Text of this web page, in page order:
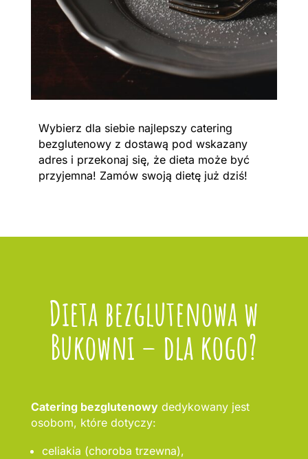
Wybierz dla siebie najlepszy catering
bezglutenowy z dostawą pod wskazany
adres i przekonaj się, że dieta może być
przyjemna! Zamów swoją dietę już dziś!
Dieta bezglutenowa w
Bukowni – dla kogo?
Catering bezglutenowydedykowany jest
osobom, które dotyczy:
celiakia (choroba trzewna),